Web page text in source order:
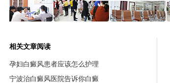
相关文章阅读
孕妇白癜风患者应该怎么护理
宁波治白癜风医院告诉你白癜